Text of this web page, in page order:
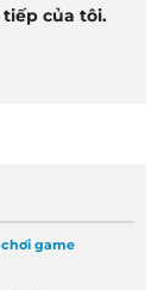
của tôi.
game